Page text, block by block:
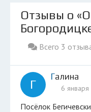
Отзывы о
Всего 3
Г
Галина
6
Посёлок Бегичевский , ул. Первомайская 42 , вывоз